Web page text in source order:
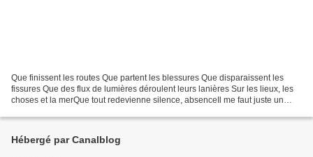
Que finissent les routes Que partent les blessures Que disparaissent les
fissures Que des flux de lumières déroulent leurs lanières Sur les lieux, les
choses et la merQue tout redevienne silence, absenceIl me faut juste un
Hébergé par Canalblog